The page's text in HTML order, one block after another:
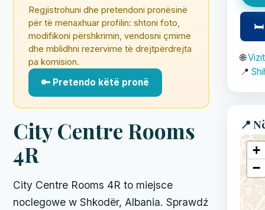
Regjistrohuni dhe pretendoni pronësinë
për të menaxhuar profilin: shtoni foto,
modifikoni përshkrimin, vendosni çmime
dhe mblidhni rezervime të drejtpërdrejta
pa komision.
🔑 Pretendo këtë pronë
City Centre Rooms
4R
City Centre Rooms 4R to miejsce
noclegowe w Shkodër, Albania. Sprawdź
🛏
🌐
📍
📍
+
−